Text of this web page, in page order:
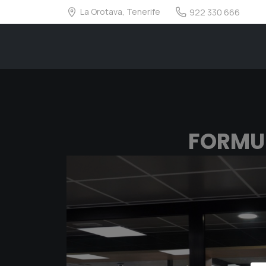
La Orotava, Tenerife 922 330 666